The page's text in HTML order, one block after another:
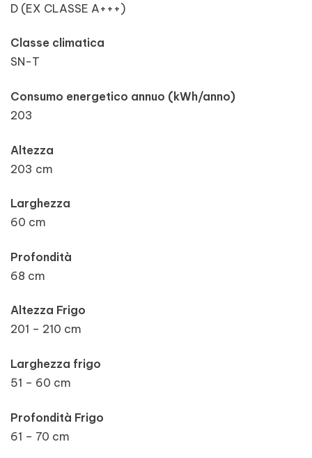
D (EX CLASSE A+++)
Classe climatica
SN-T
Consumo energetico annuo (kWh/anno)
203
Altezza
203 cm
Larghezza
60 cm
Profondità
68 cm
Altezza Frigo
201 – 210 cm
Larghezza frigo
51 – 60 cm
Profondità Frigo
61 – 70 cm